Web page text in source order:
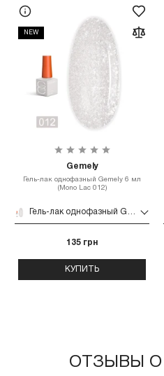
NEW
Gemely
Гель-лак однофазный Gemely 6 мл
(Mono Lac 012)
Гель-лак однофазный Gemely 6 мл (Mono Lac 012)
135 грн
КУПИТЬ
ОТЗЫВЫ О